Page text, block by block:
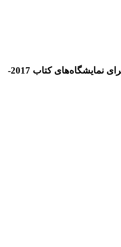
كاتالوگ‌هاي انجمن برای نمايشگاه‌های كتاب 2017-